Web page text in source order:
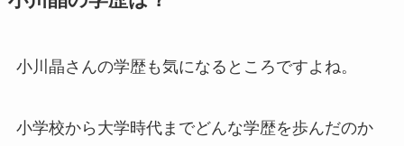
小川晶さんの学歴も気になるところですよね。
小学校から大学時代までどんな学歴を歩んだのか